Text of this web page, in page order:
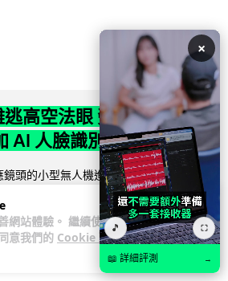
網站體驗。 繼續使用
意我們的 Cookie 政
高空法眼 勞工處出動熱
AI 人臉識別精準執法
頭的小型無人機進行高空巡邏以打擊
究於未來一年內引入 AI 人臉識別與行為
術進一...
閱讀全文
享
×
🎵 ⛶
📖 詳細評測 →